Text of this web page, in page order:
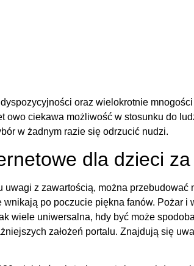
oraz wielokrotnie
owo ciekawa możliwość w stosunku do
w żadnym razie się odrzucić nudzi.
dla dzieci
uwagi z zawartością, można przebudować
po poczucie piękna fanów. Pożar i
wiele uniwersalna, hdy być może
założeń portalu. Znajdują się